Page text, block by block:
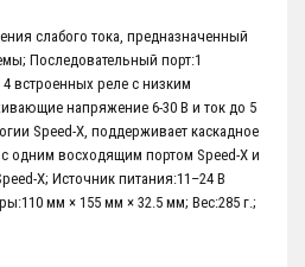
слабого тока, предназначенный
Последовательный порт:1
встроенных реле с низким
напряжение 6-30 В и ток до 5
Speed-X, поддерживает каскадное
одним восходящим портом Speed-X и
X; Источник питания:11–24 В
мм × 155 мм × 32.5 мм; Вес:285 г.;